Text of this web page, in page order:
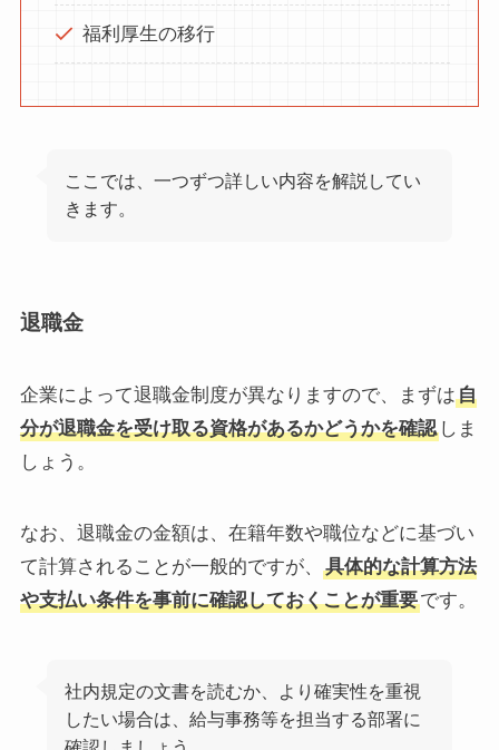
福利厚生の移行
ここでは、一つずつ詳しい内容を解説してい
きます。
退職金
企業によって退職金制度が異なりますので、まずは自
分が退職金を受け取る資格があるかどうかを確認しま
しょう。
なお、退職金の金額は、在籍年数や職位などに基づい
て計算されることが一般的ですが、
具体的な計算方法
や支払い条件を事前に確認しておくことが重要です。
社内規定の文書を読むか、より確実性を重視
したい場合は、給与事務等を担当する部署に